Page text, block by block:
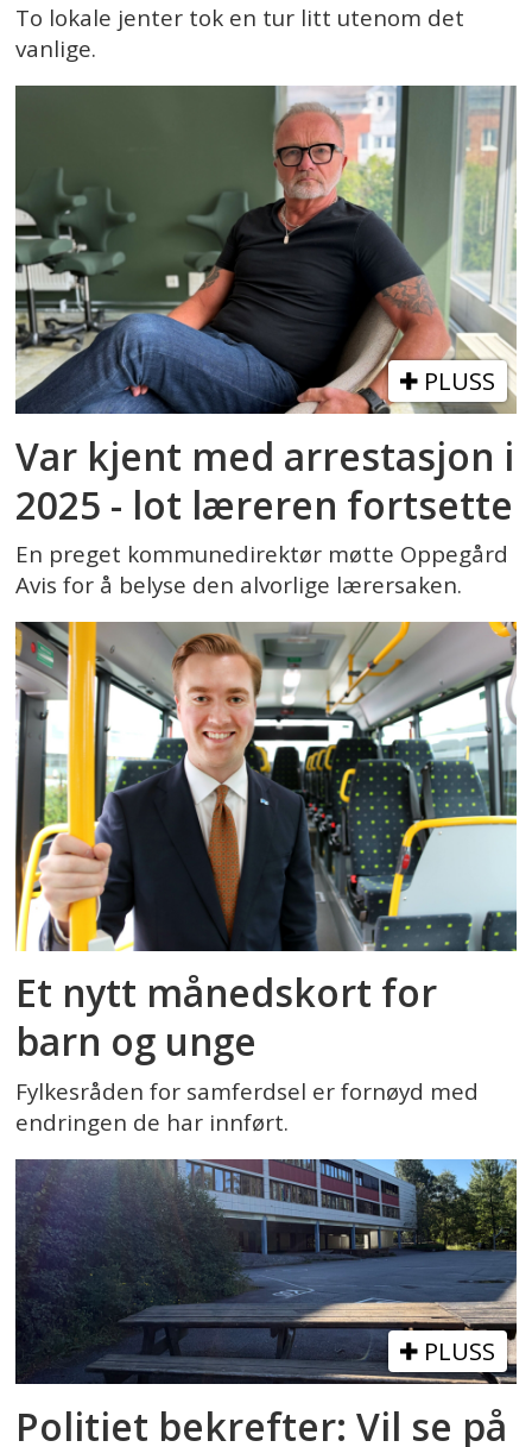
To lokale jenter tok en tur litt utenom det
vanlige.
PLUSS
Var kjent med arrestasjon i
2025 - lot læreren fortsette
En preget kommunedirektør møtte Oppegård
Avis for å belyse den alvorlige lærersaken.
Et nytt månedskort for
barn og unge
Fylkesråden for samferdsel er fornøyd med
endringen de har innført.
PLUSS
Politiet bekrefter: Vil se på